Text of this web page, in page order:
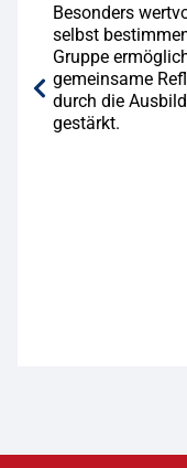
Besonders
selbst
Gruppe
gemeinsame
durch die
gestärkt.